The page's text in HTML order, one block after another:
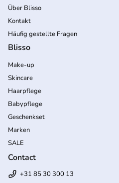
Über Blisso
Kontakt
Häufig gestellte Fragen
Blisso
Make-up
Skincare
Haarpflege
Babypflege
Geschenkset
Marken
SALE
Contact
+31 85 30 300 13